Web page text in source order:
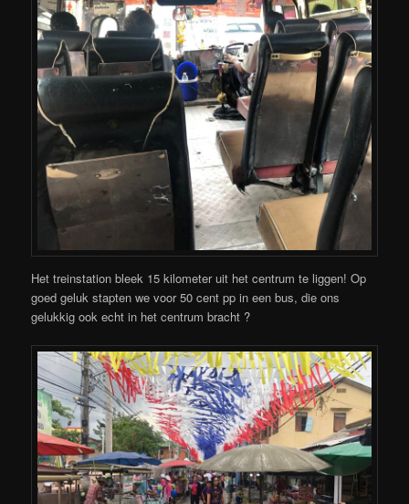
Het treinstation bleek 15 kilometer uit het centrum te liggen! Op
goed geluk stapten we voor 50 cent pp in een bus, die ons
gelukkig ook echt in het centrum bracht ?